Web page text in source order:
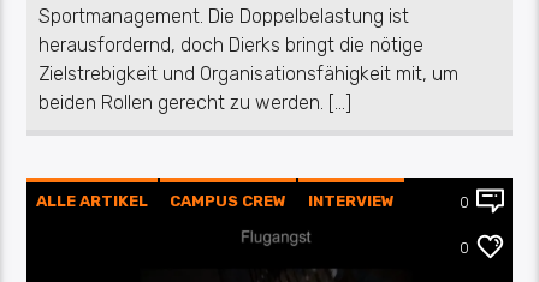
Sportmanagement. Die Doppelbelastung ist
herausfordernd, doch Dierks bringt die nötige
Zielstrebigkeit und Organisationsfähigkeit mit, um
beiden Rollen gerecht zu werden. […]
ALLE ARTIKEL CAMPUS CREW INTERVIEW 0
0